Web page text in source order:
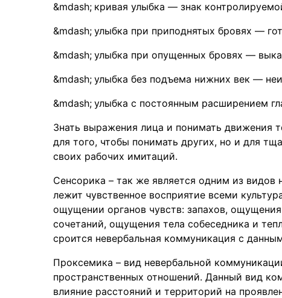
кривая улыбка — знак
улыбка при приподнятых бровях —
улыбка при опущенных бровях —
улыбка без подъема нижних век —
улыбка с постоянным расширением
Знать выражения лица и понимать движения
для того, чтобы понимать других, но и для
своих рабочих имитаций.
Сенсорика – так же является одним из видов
лежит чувственное восприятие всеми
ощущении органов чувств: запахов,
сочетаний, ощущения тела собеседника и
сроится невербальная коммуникация с
Проксемика – вид невербальной
пространственных отношений. Данный вид
влияние расстояний и территорий на